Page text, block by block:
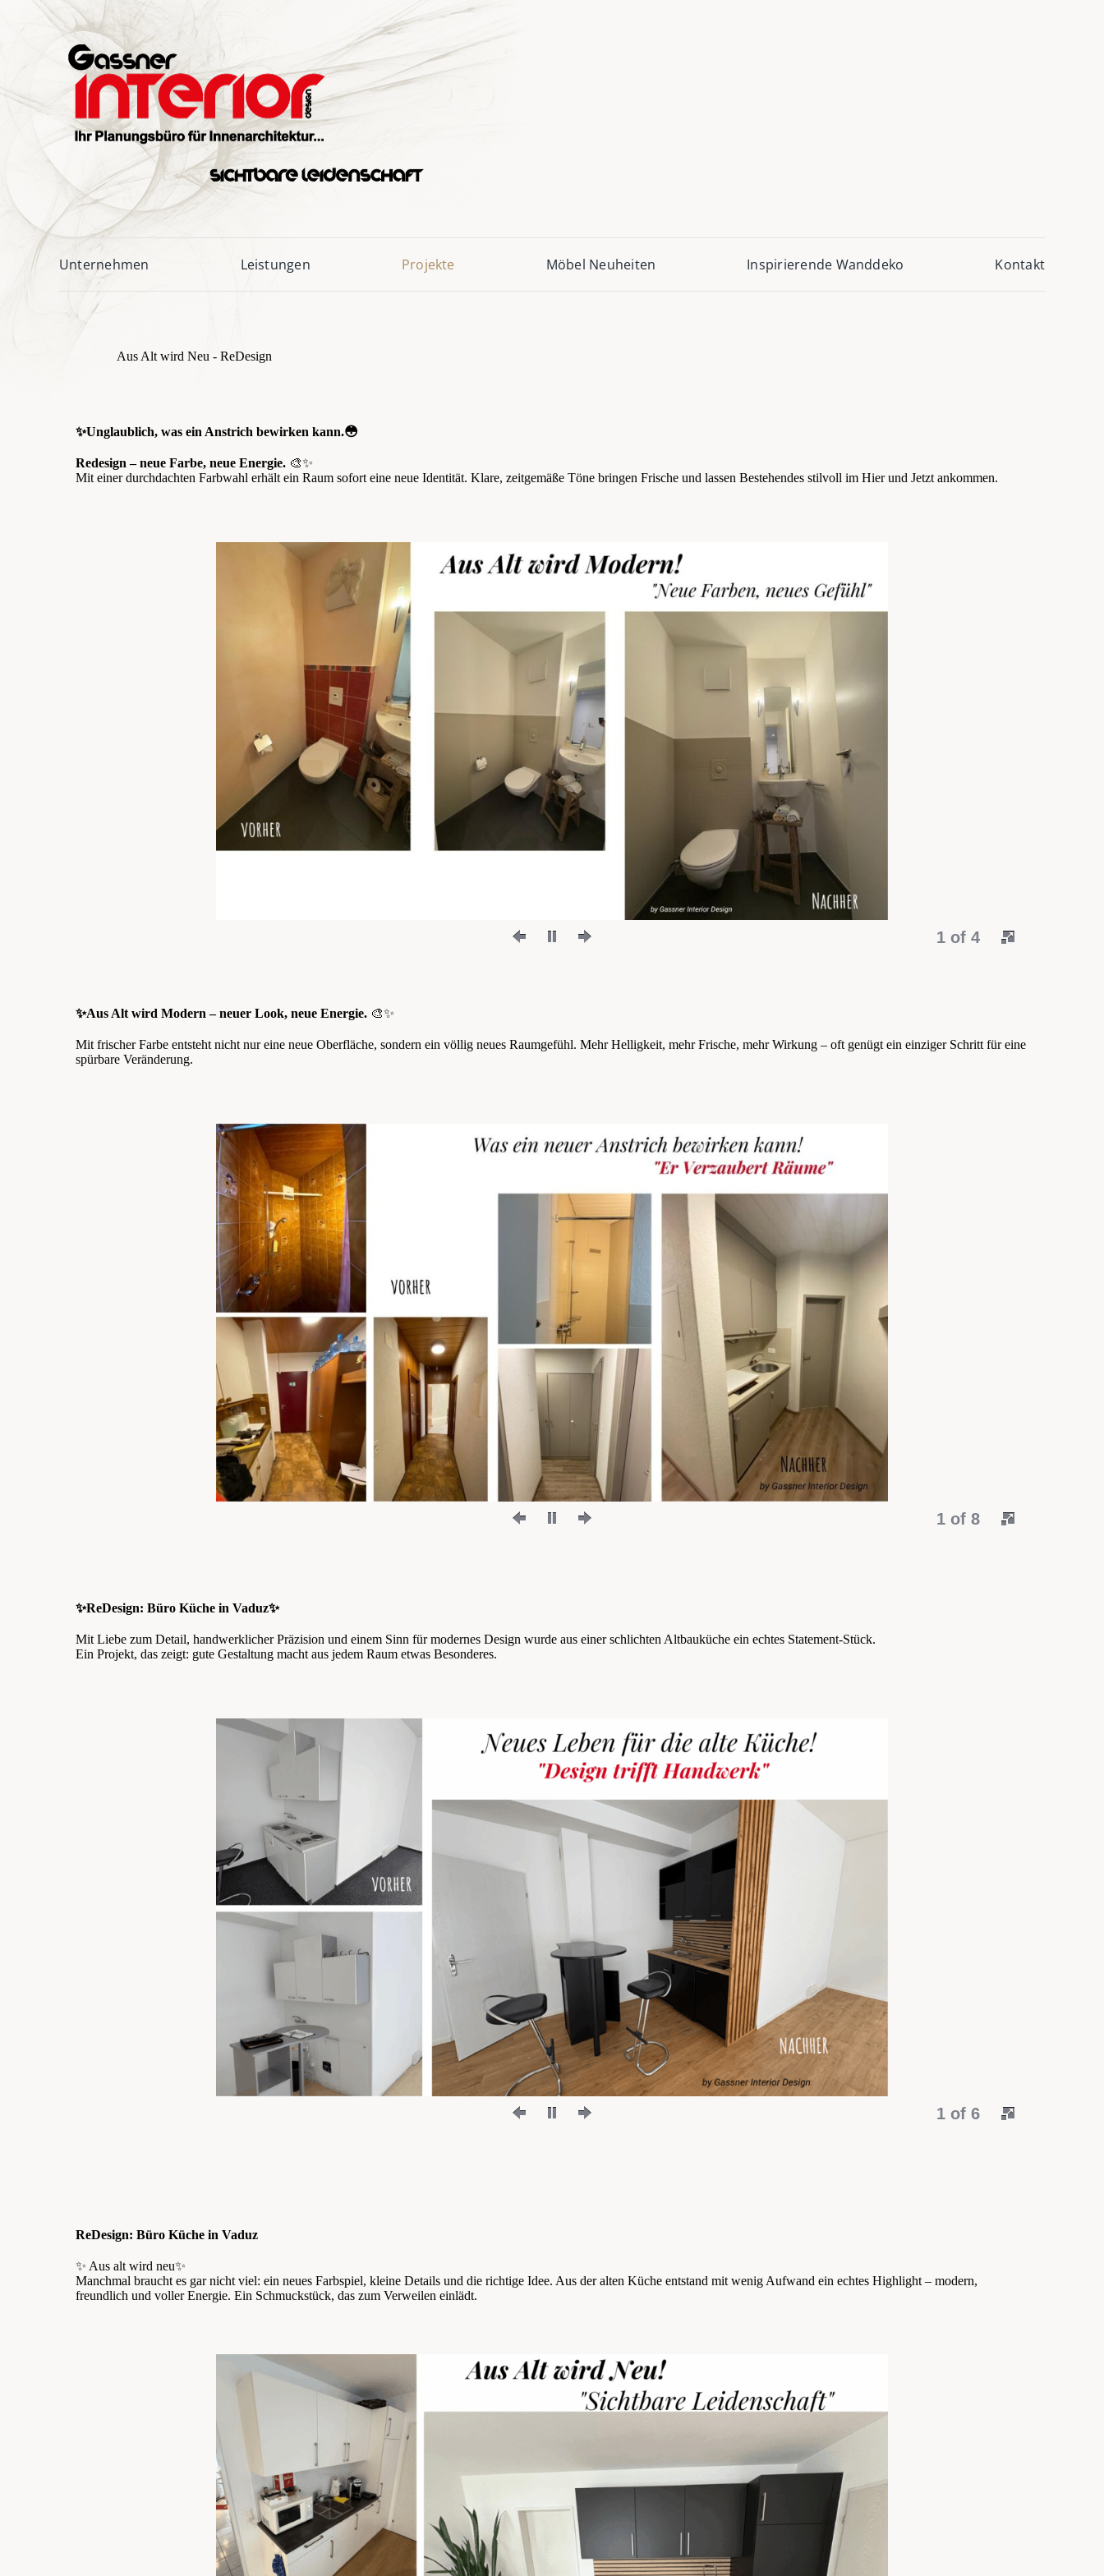
Unternehmen Leistungen Projekte Möbel Neuheiten Inspirierende Wanddeko Kontakt
Aus Alt wird Neu - ReDesign
✨Unglaublich, was ein Anstrich bewirken kann.😳
Redesign – neue Farbe, neue Energie. 🎨✨
Mit einer durchdachten Farbwahl erhält ein Raum sofort eine neue Identität. Klare, zeitgemäße Töne bringen Frische und lassen Bestehendes stilvoll im Hier und Jetzt ankommen.
1 of 4
✨Aus Alt wird Modern – neuer Look, neue Energie. 🎨✨
Mit frischer Farbe entsteht nicht nur eine neue Oberfläche, sondern ein völlig neues Raumgefühl. Mehr Helligkeit, mehr Frische, mehr Wirkung – oft genügt ein einziger Schritt für eine
spürbare Veränderung.
1 of 8
✨ReDesign: Büro Küche in Vaduz✨
Mit Liebe zum Detail, handwerklicher Präzision und einem Sinn für modernes Design wurde aus einer schlichten Altbauküche ein echtes Statement-Stück.
Ein Projekt, das zeigt: gute Gestaltung macht aus jedem Raum etwas Besonderes.
1 of 6
ReDesign: Büro Küche in Vaduz
✨ Aus alt wird neu✨
Manchmal braucht es gar nicht viel: ein neues Farbspiel, kleine Details und die richtige Idee. Aus der alten Küche entstand mit wenig Aufwand ein echtes Highlight – modern,
freundlich und voller Energie. Ein Schmuckstück, das zum Verweilen einlädt.